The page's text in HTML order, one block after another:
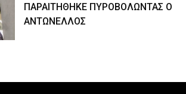
ΠΑΡΑΙΤΗΘΗΚΕ ΠΥΡΟΒΟΛΩΝΤΑΣ Ο
ΑΝΤΩΝΕΛΛΟΣ